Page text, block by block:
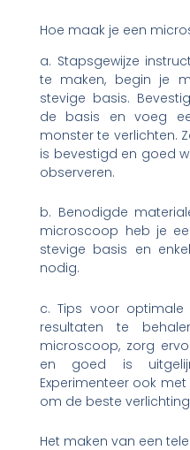
Hoe maak je een
a. Stapsgewijze
te maken, begin je
stevige basis.
de basis en voeg
monster te verlichten.
is bevestigd en goed
observeren.
b. Benodigde
microscoop heb je
stevige basis en
nodig.
c. Tips voor
resultaten te
microscoop, zorg
en goed is
Experimenteer ook
om de beste
Het maken van een